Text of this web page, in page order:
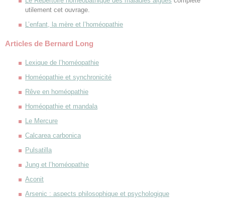
utilement cet ouvrage.
L’enfant, la mère et l’homéopathie
Articles de Bernard Long
Lexique de l’homéopathie
Homéopathie et synchronicité
Rêve en homéopathie
Homéopathie et mandala
Le Mercure
Calcarea carbonica
Pulsatilla
Jung et l’homéopathie
Aconit
Arsenic : aspects philosophique et psychologique